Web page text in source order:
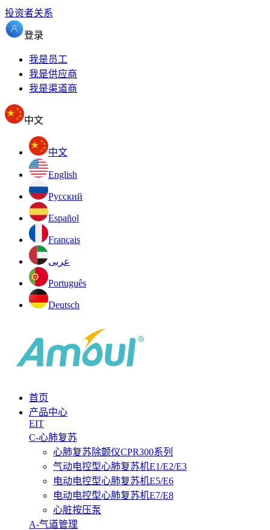
投资者关系
登录
我是员工
我是供应商
我是渠道商
中文
中文
English
Pусский
Español
Français
عربى
Português
Deutsch
首页
产品中心
EIT
C-心肺复苏
心肺复苏除颤仪CPR300系列
气动电控型心肺复苏机E1/E2/E3
电动电控型心肺复苏机E5/E6
电动电控型心肺复苏机E7/E8
心脏按压泵
A-气道管理